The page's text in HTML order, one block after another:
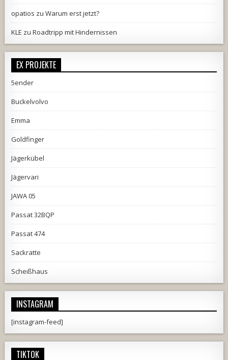
opatios zuWarum erst jetzt?
KLE zuRoadtripp mit Hindernissen
EX PROJEKTE
5ender
Buckelvolvo
Emma
Goldfinger
Jägerkübel
Jägervari
JAWA 05
Passat 32BQP
Passat 474
Sackratte
Scheißhaus
INSTAGRAM
[instagram-feed]
TIKTOK